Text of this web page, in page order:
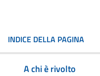
INDICE DELLA PAGINA
A chi è rivolto